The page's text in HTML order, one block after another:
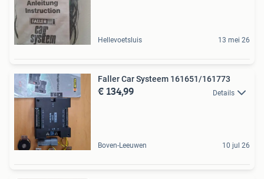
Hellevoetsluis 13 mei 26
Faller Car Systeem 161651/161773
€ 134,99 Details
Boven-Leeuwen 10 jul 26